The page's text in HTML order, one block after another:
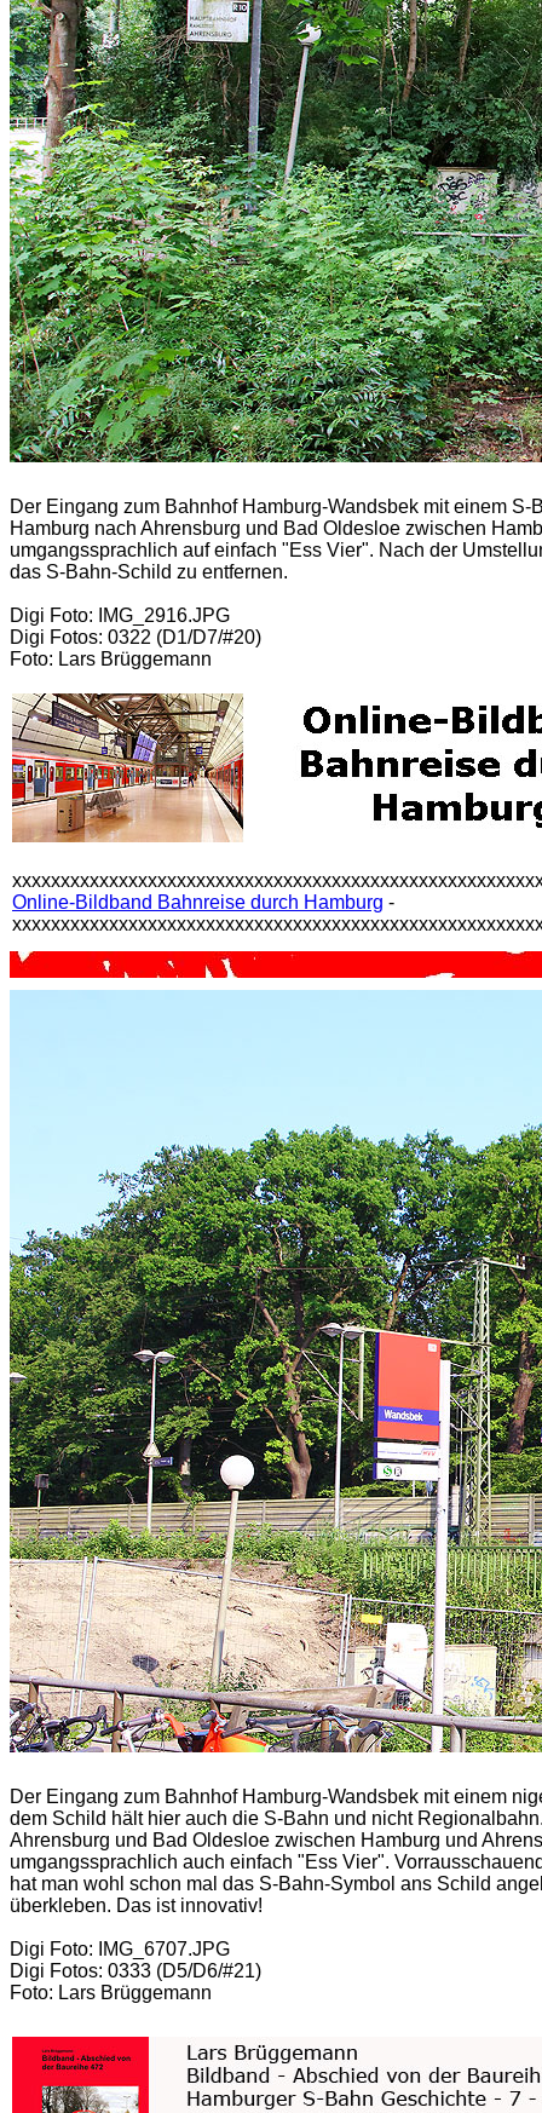
Der Eingang zum Bahnhof Hamburg-Wandsbek mit einem
Hamburg nach Ahrensburg und Bad Oldesloe zwischen
umgangssprachlich auf einfach "Ess Vier". Nach der
das S-Bahn-Schild zu entfernen.
Digi Foto: IMG_2916.JPG
Digi Fotos: 0322 (D1/D7/#20)
Foto: Lars Brüggemann
Online-Bildband Bahnreise durch Hamburg -
Der Eingang zum Bahnhof Hamburg-Wandsbek mit einem
dem Schild hält hier auch die S-Bahn und nicht
Ahrensburg und Bad Oldesloe zwischen Hamburg und
umgangssprachlich auch einfach "Ess Vier".
hat man wohl schon mal das S-Bahn-Symbol ans Schild
überkleben. Das ist innovativ!
Digi Foto: IMG_6707.JPG
Digi Fotos: 0333 (D5/D6/#21)
Foto: Lars Brüggemann